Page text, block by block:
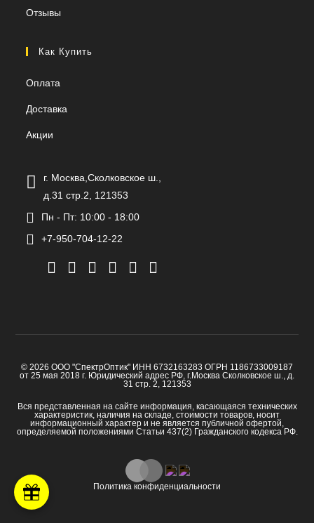
Отзывы
Как Купить
Оплата
Доставка
Акции
г. Москва,Сколковское ш.,
д.31 стр.2, 121353
Пн - Пт: 10:00 - 18:00
+7-950-704-12-22
© 2026 ООО "СпектрОптик" ИНН 6732163283 ОГРН 1186733009187
от 25 мая 2018 г. Юридический адрес РФ, г.Москва Сколковское ш., д.
31 стр. 2, 121353
Вся представленная на сайте информация, касающаяся технических
характеристик, наличия на складе, стоимости товаров, носит
информационный характер и не является публичной офертой,
определяемой положениями Статьи 437(2) Гражданского кодекса РФ.
Политика конфиденциальности